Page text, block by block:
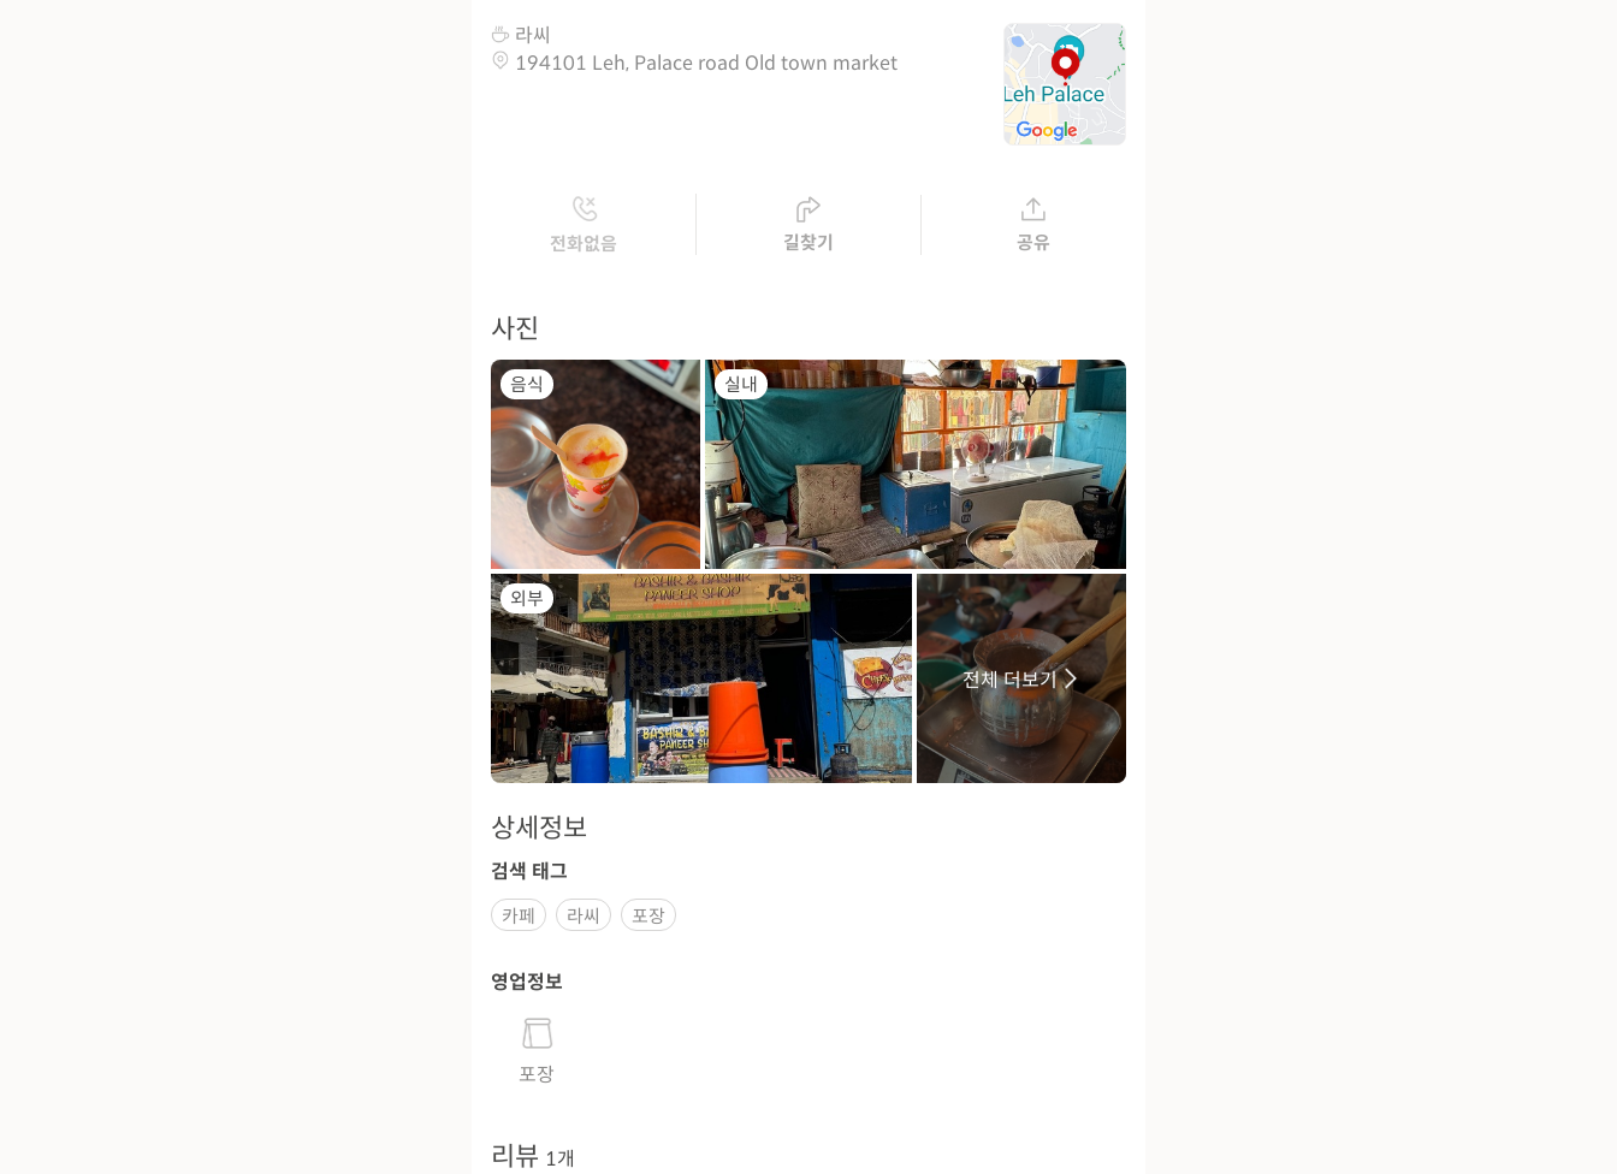
라씨
194101 Leh, Palace road Old town market
전화없음 길찾기 공유
사진
음식 실내
외부
전체 더보기
상세정보
검색 태그
카페 라씨 포장
영업정보
포장
리뷰 1개